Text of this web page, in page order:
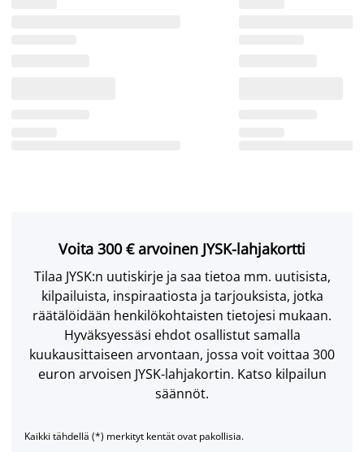
Voita 300 € arvoinen JYSK-lahjakortti
Tilaa JYSK:n uutiskirje ja saa tietoa mm. uutisista,
kilpailuista, inspiraatiosta ja tarjouksista, jotka
räätälöidään henkilökohtaisten tietojesi mukaan.
Hyväksyessäsi ehdot osallistut samalla
kuukausittaiseen arvontaan, jossa voit voittaa 300
euron arvoisen JYSK-lahjakortin. Katso kilpailun
säännöt.
Kaikki tähdellä (*) merkityt kentät ovat pakollisia.